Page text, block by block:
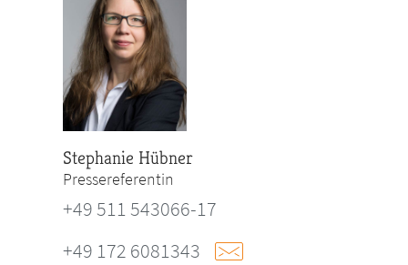
Stephanie Hübner
Pressereferentin
+49 511 543066-17
+49 172 6081343